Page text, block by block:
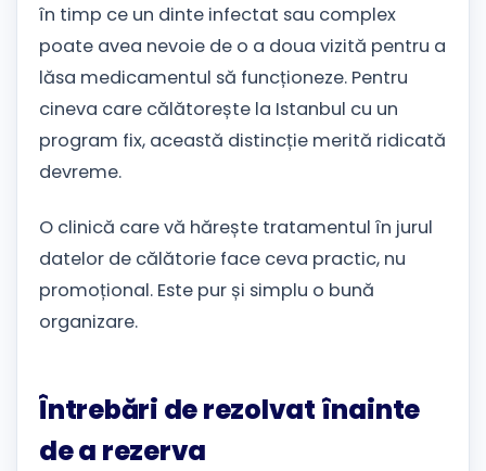
în timp ce un dinte infectat sau complex
poate avea nevoie de o a doua vizită pentru a
lăsa medicamentul să funcționeze. Pentru
cineva care călătorește la Istanbul cu un
program fix, această distincție merită ridicată
devreme.
O clinică care vă hărește tratamentul în jurul
datelor de călătorie face ceva practic, nu
promoțional. Este pur și simplu o bună
organizare.
Întrebări de rezolvat înainte
de a rezerva